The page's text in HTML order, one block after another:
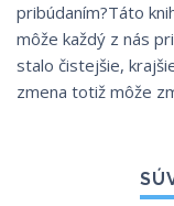
pribúdaním?Táto
môže každý z nás
stalo čistejšie,
zmena totiž môže